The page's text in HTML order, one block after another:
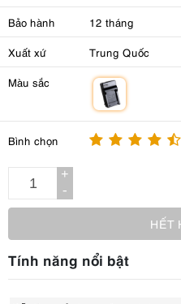
Bảo hành 12 tháng
Xuất xứ Trung Quốc
Màu sắc
Bình chọn
+
-
HẾT
Tính năng nổi bật